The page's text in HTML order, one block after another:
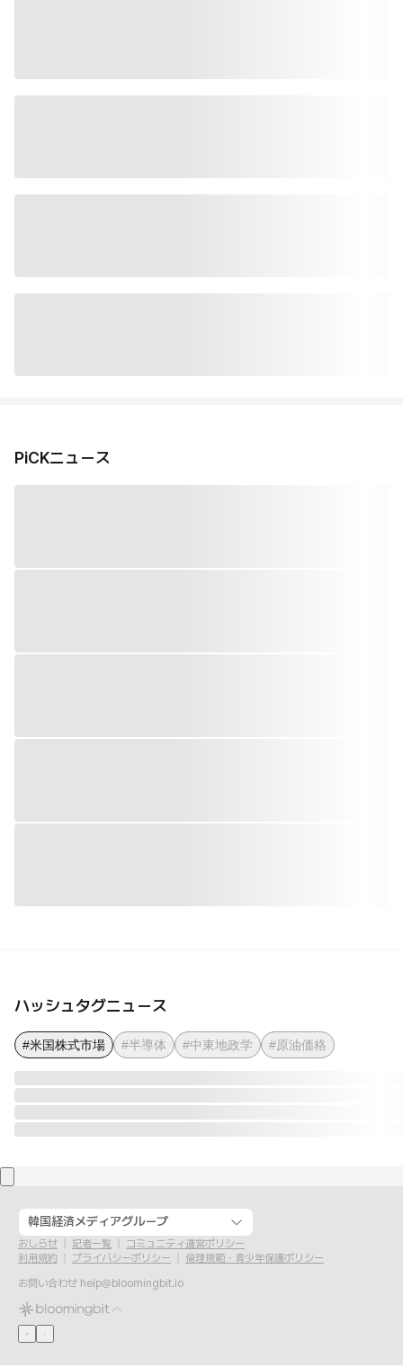
PiCKニュース
ハッシュタグニュース
#米国株式市場 #半導体 #中東地政学 #原油価格
韓国経済メディアグループ
おしらせ 記者一覧
コミュニティ運営ポリシー
利用規約
プライバシーポリシー
倫理規範・青少年保護ポリシー
お問い合わせ help@bloomingbit.io